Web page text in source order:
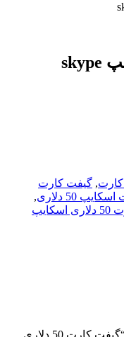
, گیفت کارت
50 دلاری
,
گیفت کارت 50 دلاری اسکایپ